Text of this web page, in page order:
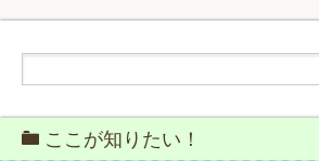
ここが知りたい！